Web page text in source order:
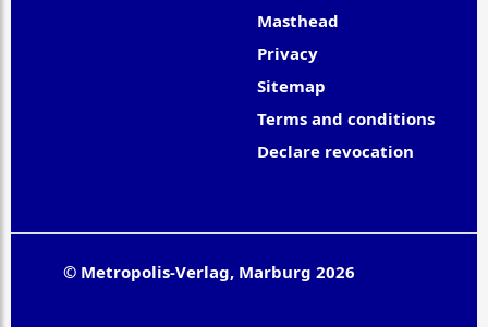
Masthead
Privacy
Sitemap
Terms and conditions
Declare revocation
© Metropolis-Verlag, Marburg 2026